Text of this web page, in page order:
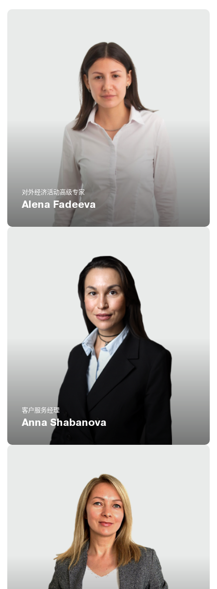
对外经济活动高级专家
Alena Fadeeva
(扩展 764)
aeg@icustoms.ru
客户服务经理
Anna Shabanova
8 800 551 51 47 (扩展 814)
ash@icustoms.ru
8 800 551 51 47 (扩展 828)